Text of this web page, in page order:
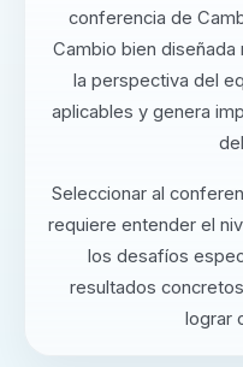
conferencia de
Cambio bien
la perspectiva del
aplicables y genera
Seleccionar al
requiere entender el
los desafíos
resultados
lograr